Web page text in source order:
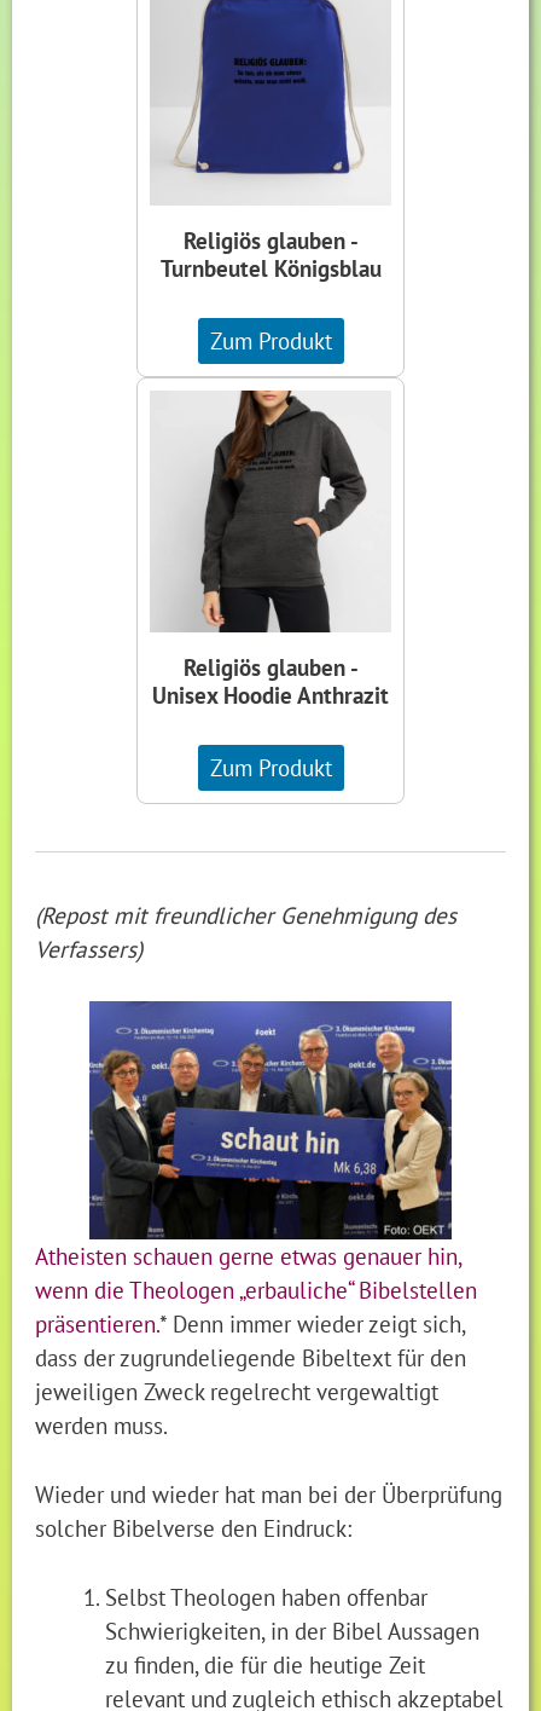
Religiös glauben -
Turnbeutel Königsblau
Zum Produkt
Religiös glauben -
Unisex Hoodie Anthrazit
Zum Produkt
(Repost mit freundlicher Genehmigung des
Verfassers)
Atheisten schauen gerne etwas genauer hin,
wenn die Theologen „erbauliche“ Bibelstellen
präsentieren.* Denn immer wieder zeigt sich,
dass der zugrundeliegende Bibeltext für den
jeweiligen Zweck regelrecht vergewaltigt
werden muss.
Wieder und wieder hat man bei der Überprüfung
solcher Bibelverse den Eindruck:
Selbst Theologen haben offenbar
Schwierigkeiten, in der Bibel Aussagen
zu finden, die für die heutige Zeit
relevant und zugleich ethisch akzeptabel